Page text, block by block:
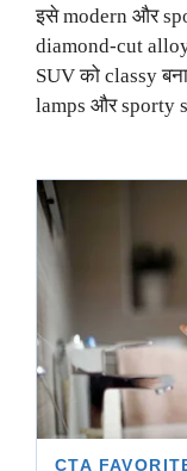
इसे modern और
diamond-cut
SUV को classy
lamps और sporty